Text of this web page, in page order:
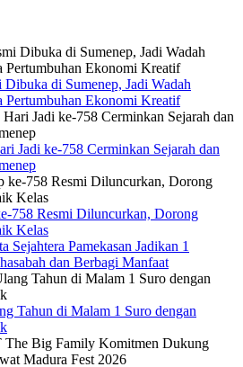
di Sumenep, Jadi Wadah
Pertumbuhan Ekonomi Kreatif
Jadi ke-758 Cerminkan Sejarah dan
758 Resmi Diluncurkan, Dorong
Kelas
Sejahtera Pamekasan Jadikan 1
dan Berbagi Manfaat
Tahun di Malam 1 Suro dengan